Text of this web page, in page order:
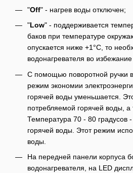
"Off" - нагрев воды отключен;
"Low" - поддерживается
баков при температуре
опускается ниже +1°С, то
водонагревателя во
С помощью поворотной ручки
режим экономии
горячей воды уменьшается.
потребляемой горячей воды,
Температура 70 - 80 градусов
горячей воды. Этот режим
воды.
На передней панели корпуса
водонагревателя, на LED